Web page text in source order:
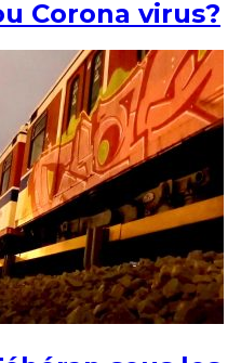
Corona virus?